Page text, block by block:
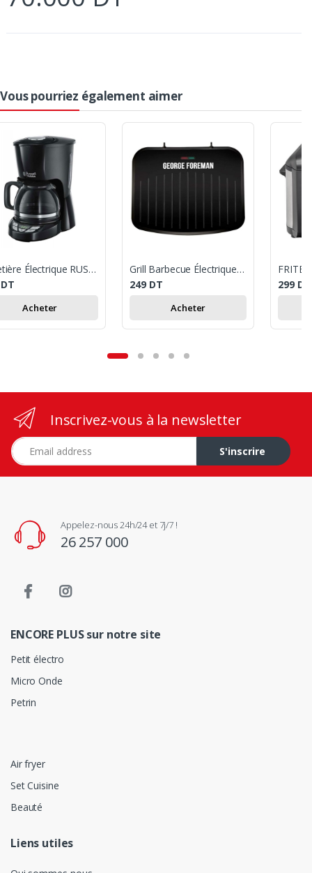
Vous pourriez également aimer
Cafetière Électrique RUSSELL HOBBS Textures Plus 1.25L - Noir
DT
Acheter
Grill Barbecue Électrique RUSSELL HOBBS 1630W - Noir
249 DT
Acheter
299 DT
Inscrivez-vous à la newsletter
Adresse e-mail
S'inscrire
Appelez-nous 24h/24 et 7j/7 !
26 257 000
ENCORE PLUS sur notre site
Petit électro
Micro Onde
Petrin
Air fryer
Set Cuisine
Beauté
Liens utiles